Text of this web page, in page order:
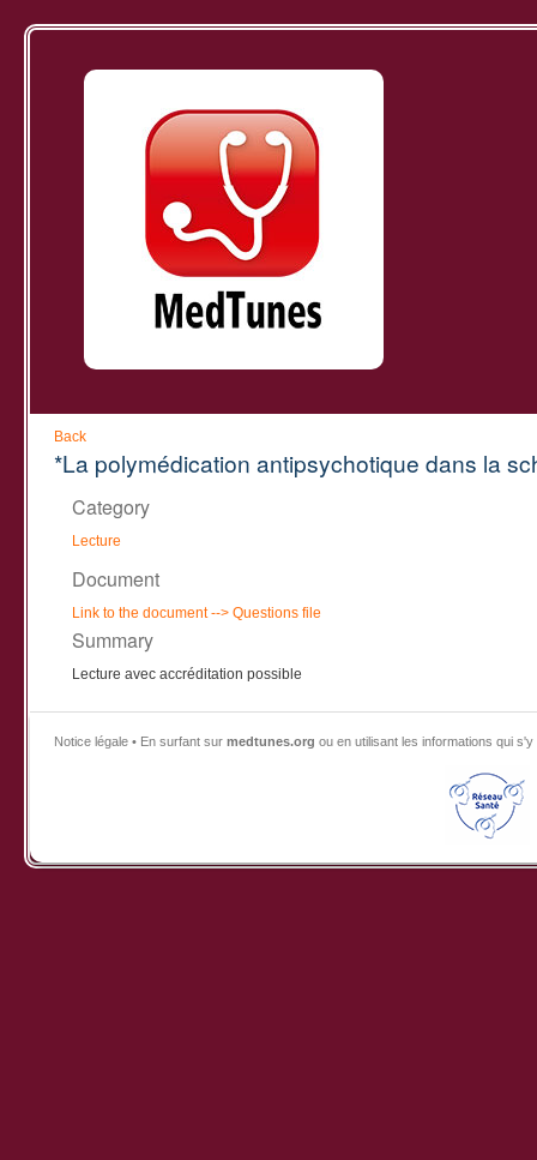
Back
*La polymédication antipsychotique dans la
Category
Lecture
Document
Link to the document--> Questions file
Summary
Lecture avec accréditation possible
Notice légale • En surfant sur medtunes.org ou en utilisant les informations qui